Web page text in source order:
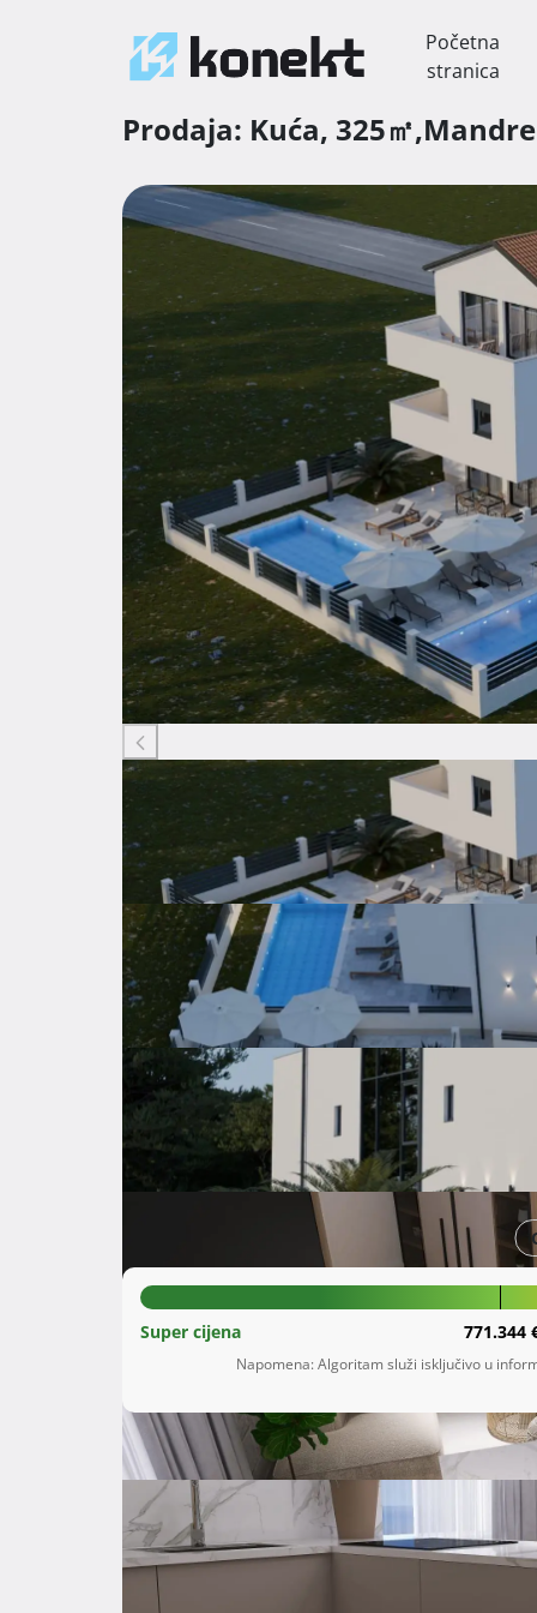
Početna
stranica
Prodaja: Kuća, 325㎡,Mandre
Šifra oglasa: 59294178
Mandre
Zadarska županija
845.000 €
Super cijena 771.344
Napomena: Algoritam služi isključivo u
Opis
Ima tri četverosobna apartmana ,svaki ima
Svaki stan ima svoj vrt,cca 80-100 m2,
U prizemlju ima bazen 22 m2.